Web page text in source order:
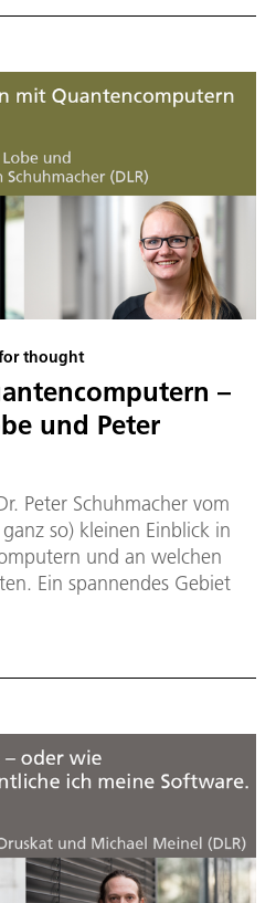
for thought
–
und Peter
Peter Schuhmacher vom
so) kleinen Einblick in
und an welchen
Ein spannendes Gebiet